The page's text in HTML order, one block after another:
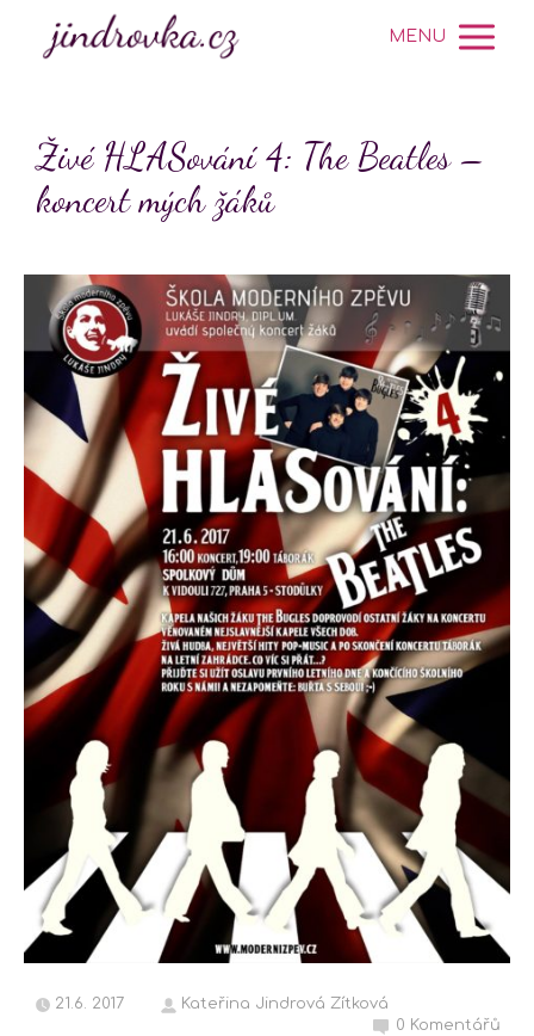
MENU
Živé HLASování 4: The Beatles –
koncert mých žáků
21.6. 2017
Kateřina Jindrová Zítková
0 Komentářů